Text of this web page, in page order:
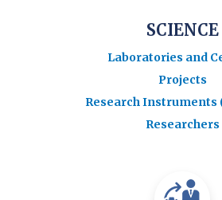
SCIENCE
Laboratories and
Projects
Research Instruments
Researchers